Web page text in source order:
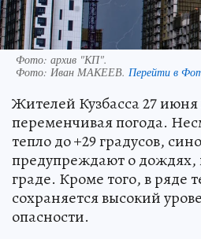
Фото: архив "КП".
Фото: Иван МАКЕЕВ. Перейти в
Жителей Кузбасса 27 июня
переменчивая погода.
тепло до +29 градусов,
предупреждают о дождях,
граде. Кроме того, в ряде
сохраняется высокий
опасности.